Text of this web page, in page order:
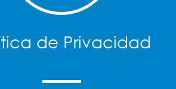
de Privacidad